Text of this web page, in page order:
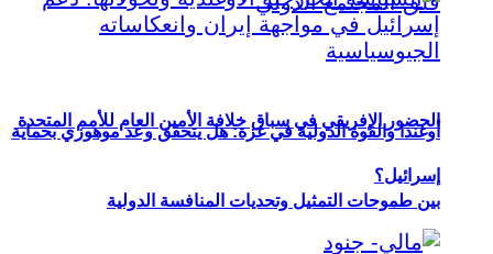
الحضور الإفريقي في سباق خلافة الأمين العام للأمم المتحدة
بين طموحات التمثيل وتحديات المنافسة الدولية
أوغندا والقوة الدولية في غزة: هل يتحقق وعد موهوزي بحماية
إسرائيل؟